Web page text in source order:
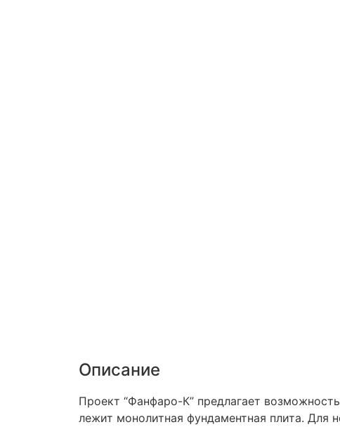
Описание
Проект “Фанфаро-К” предлагает
лежит монолитная фундаментная плита.